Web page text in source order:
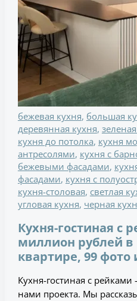
бежевая кухня, большая
деревянная кухня,
кухня до потолка, кухня
антресолями, кухня с
бежевыми фасадами,
фасадами, кухня с
кухня-столовая, светлая
угловая кухня, черная
Кухня-гостиная с
миллион рублей в
квартире, 99 фото
Кухня-гостиная с
нами проекта. Мы